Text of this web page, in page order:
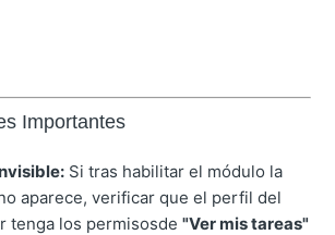
Importantes
Si tras habilitar el módulo la
aparece, verificar que el perfil del
tenga los permisosde"Ver mis tareas"